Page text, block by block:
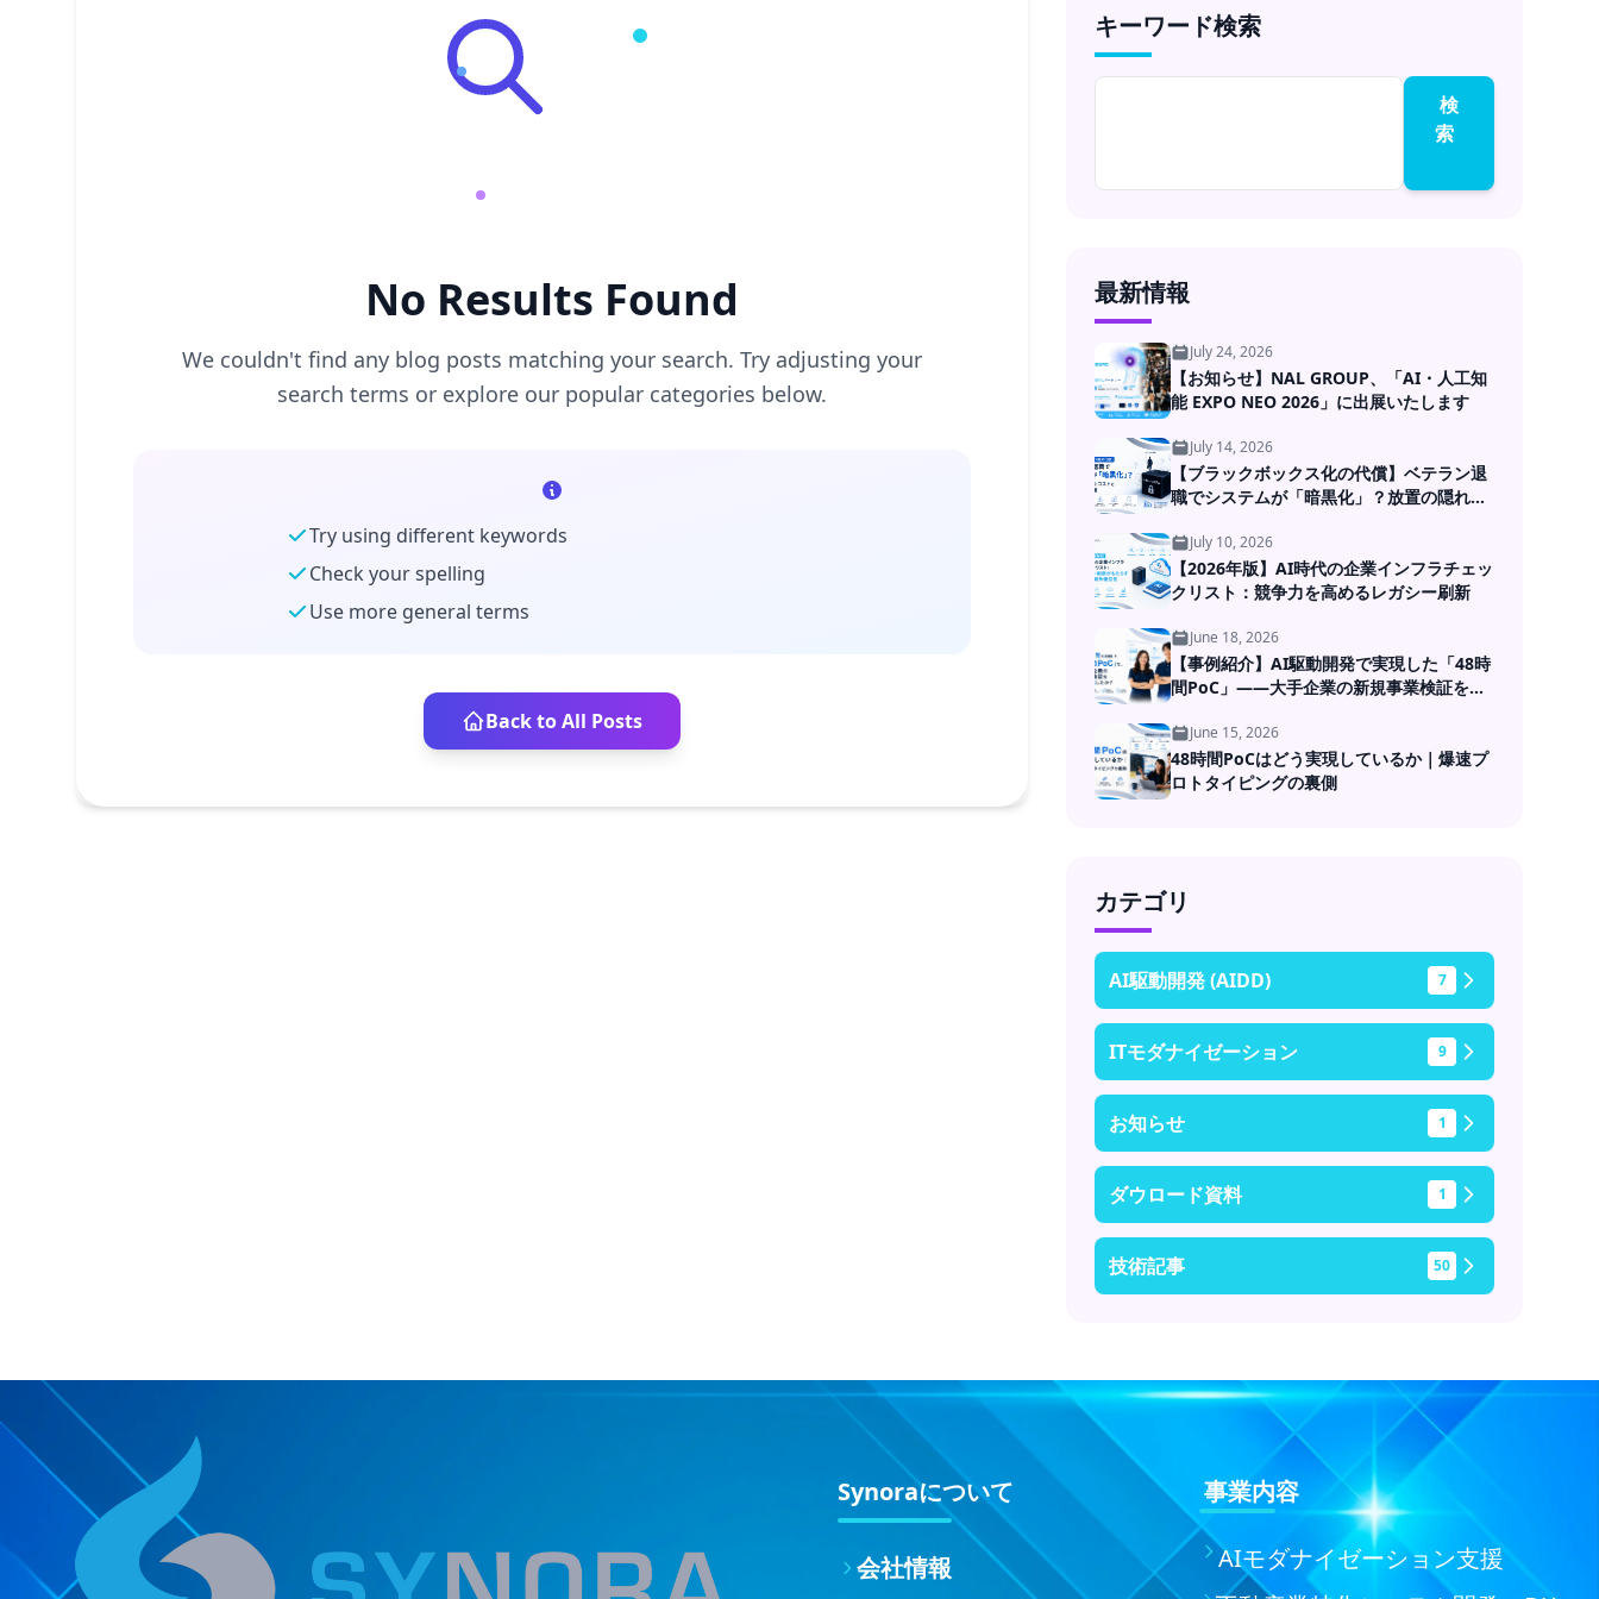
開発
No Results Found
We couldn't find any blog posts matching your search. Try adjusting your
search terms or explore our popular categories below.
Try using different keywords
Check your spelling
Use more general terms
Back to All Posts
キーワード検索
検
索
最新情報
July 24, 2026
【お知らせ】NAL GROUP、「AI・人工知
能 EXPO NEO 2026」に出展いたします
July 14, 2026
【ブラックボックス化の代償】ベテラン退
職でシステムが「暗黒化」？放置の隠れた
July 10, 2026
【2026年版】AI時代の企業インフラチェッ
クリスト：競争力を高めるレガシー刷新
June 18, 2026
【事例紹介】AI駆動開発で実現した「48時
間PoC」――大手企業の新規事業検証を高
June 15, 2026
48時間PoCはどう実現しているか｜爆速プ
ロトタイピングの裏側
カテゴリ
AI駆動開発 (AIDD) 7
ITモダナイゼーション 9
お知らせ 1
ダウロード資料 1
技術記事 50
Synoraについて
会社情報
事業内容
AIモダナイゼーション支援